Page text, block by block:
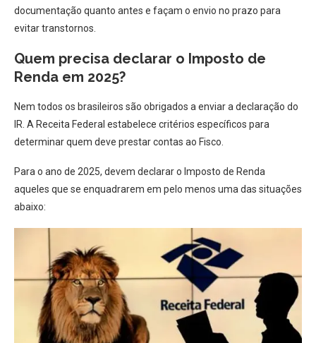
documentação quanto antes e façam o envio no prazo para
evitar transtornos.
Quem precisa declarar o Imposto de
Renda em 2025?
Nem todos os brasileiros são obrigados a enviar a declaração do
IR. A Receita Federal estabelece critérios específicos para
determinar quem deve prestar contas ao Fisco.
Para o ano de 2025, devem declarar o Imposto de Renda
aqueles que se enquadrarem em pelo menos uma das situações
abaixo: